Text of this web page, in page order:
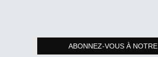
ABONNEZ-VOUS À NOTRE